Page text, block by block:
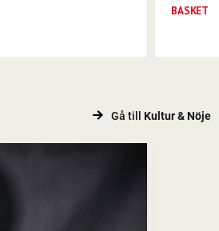
BASKET
Gå till Kultur & Nöje